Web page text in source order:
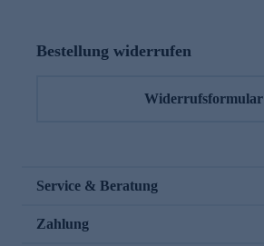
Bestellung widerrufen
Widerrufsformular
Service & Beratung
Zahlung